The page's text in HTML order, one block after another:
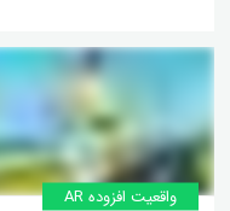
واقعیت افزوده AR